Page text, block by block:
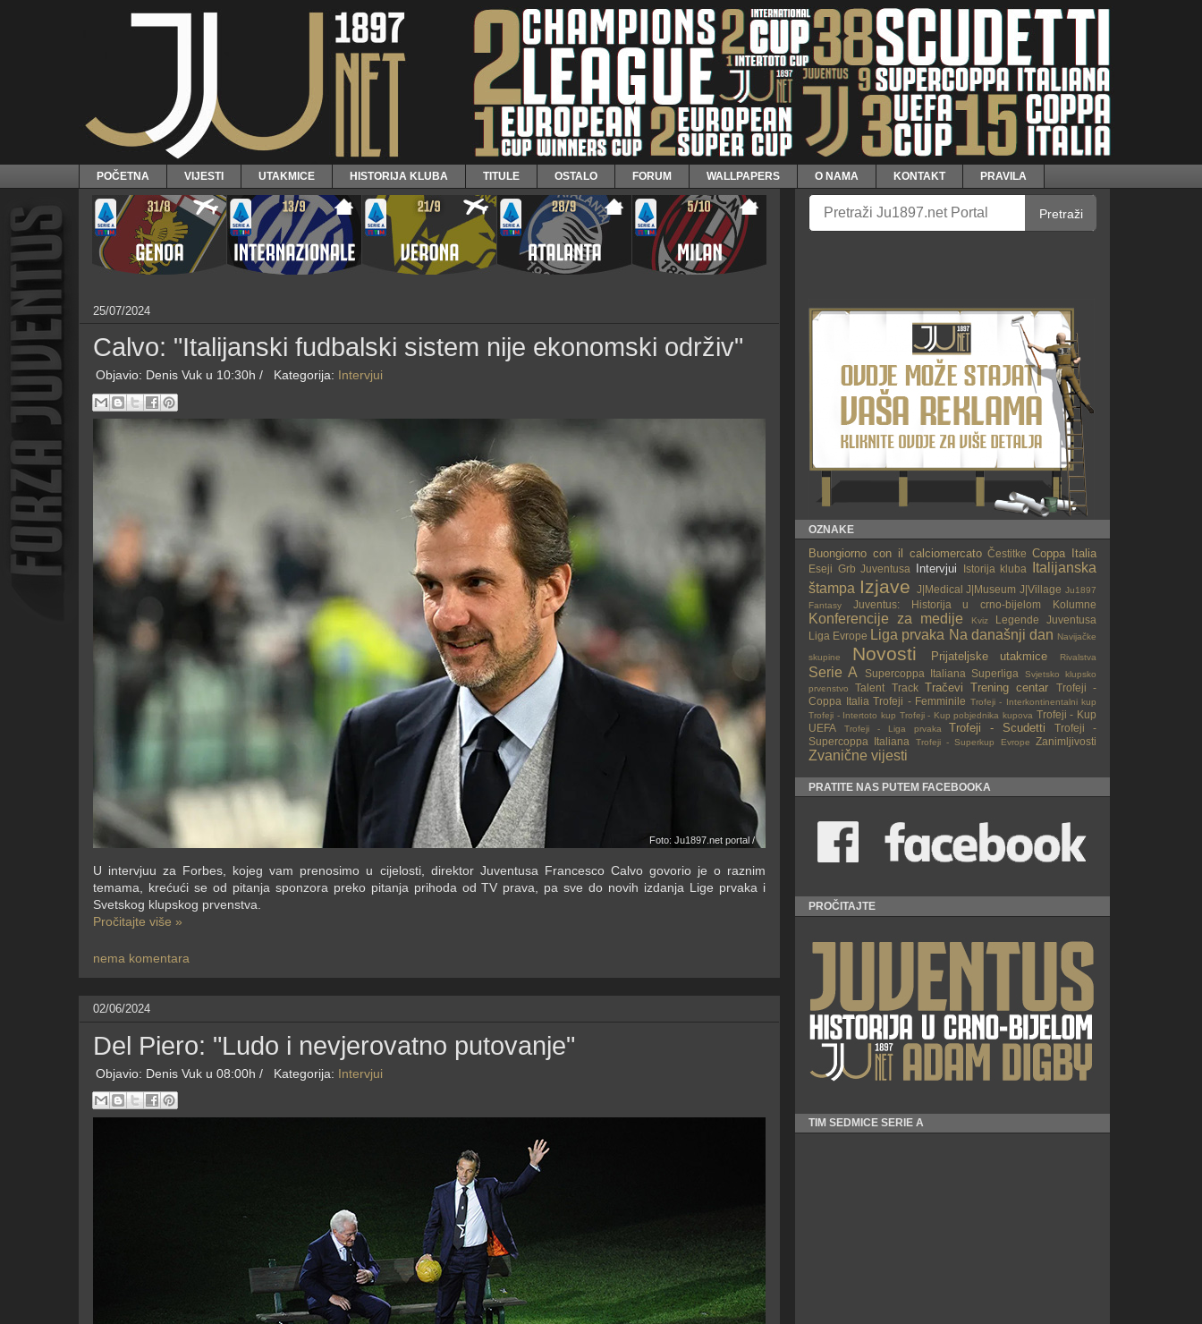
POČETNA VIJESTI UTAKMICE HISTORIJA KLUBA TITULE OSTALO FORUM WALLPAPERS O NAMA KONTAKT PRAVILA
25/07/2024
Calvo: "Italijanski fudbalski sistem nije ekonomski održiv"
Objavio: Denis Vuk u 10:30h / Kategorija: Intervjui
Foto: Ju1897.net portal /
U intervjuu za Forbes, kojeg vam prenosimo u cijelosti, direktor Juventusa Francesco Calvo govorio je o raznim
temama, krećući se od pitanja sponzora preko pitanja prihoda od TV prava, pa sve do novih izdanja Lige prvaka i
Svetskog klupskog prvenstva.
Pročitajte više »
nema komentara
02/06/2024
Del Piero: "Ludo i nevjerovatno putovanje"
Objavio: Denis Vuk u 08:00h / Kategorija: Intervjui
Pretraži
OZNAKE
Buongiorno con il calciomercato Čestitke Coppa Italia
Eseji Grb Juventusa Intervjui Istorija kluba
Italijanska
štampa Izjave J|Medical J|Museum J|Village Ju1897
Fantasy
Juventus: Historija u crno-bijelom Kolumne
Konferencije za medije Kviz
Legende Juventusa
Liga Evrope Liga prvaka Na današnji dan Navijačke
skupine Novosti Prijateljske utakmice Rivalstva
Serie A Supercoppa Italiana Superliga
Svjetsko klupsko
prvenstvo
Talent Track Tračevi Trening centar
Trofeji -
Coppa Italia Trofeji - Femminile Trofeji - Interkontinentalni kup
Trofeji - Intertoto kup Trofeji - Kup pobjednika kupova Trofeji - Kup
UEFA
Trofeji - Liga prvaka Trofeji - Scudetti
Trofeji -
Supercoppa Italiana
Trofeji - Superkup Evrope Zanimljivosti
Zvanične vijesti
PRATITE NAS PUTEM FACEBOOKA
PROČITAJTE
TIM SEDMICE SERIE A